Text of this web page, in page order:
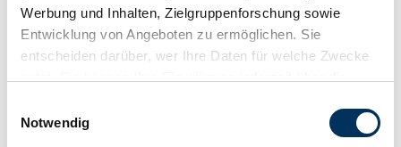
Werbung und Inhalten, Zielgruppenforschung sowie
Entwicklung von Angeboten zu ermöglichen. Sie
entscheiden darüber, wer Ihre Daten für welche Zwecke
Trigger Symbol ändern oder widerrufen
Notwendig
1972 | Jensen Interceptor MK III